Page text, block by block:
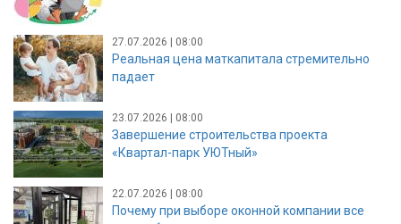
27.07.2026 | 08:00
Реальная цена маткапитала стремительно
падает
23.07.2026 | 08:00
Завершение строительства проекта
«Квартал-парк УЮТный»
22.07.2026 | 08:00
Почему при выборе оконной компании все